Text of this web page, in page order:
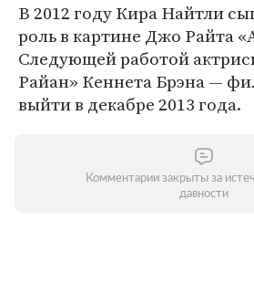
В 2012 году Кира Найтли
роль в картине Джо Райта
Следующей работой
Райан» Кеннета Брэна —
выйти в декабре 2013 года.
Комментарии закрыты за
давности